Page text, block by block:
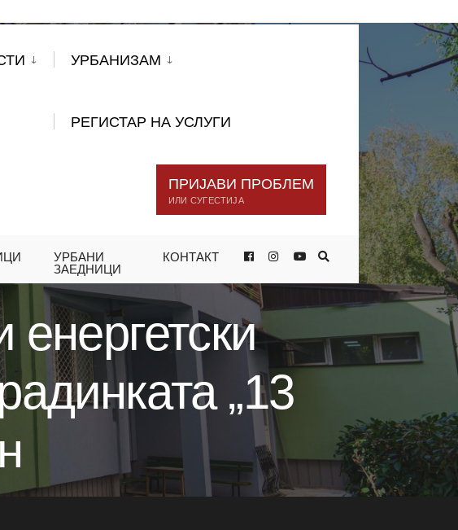
УРБАНИЗАМ
РЕГИСТАР НА УСЛУГИ
ПРИЈАВИ ПРОБЛЕМ
ИЛИ СУГЕСТИЈА
УРБАНИ
ЗАЕДНИЦИ
КОНТАКТ
ФАСАДА ДОБИ ГРАДИНКАТА „13
„13